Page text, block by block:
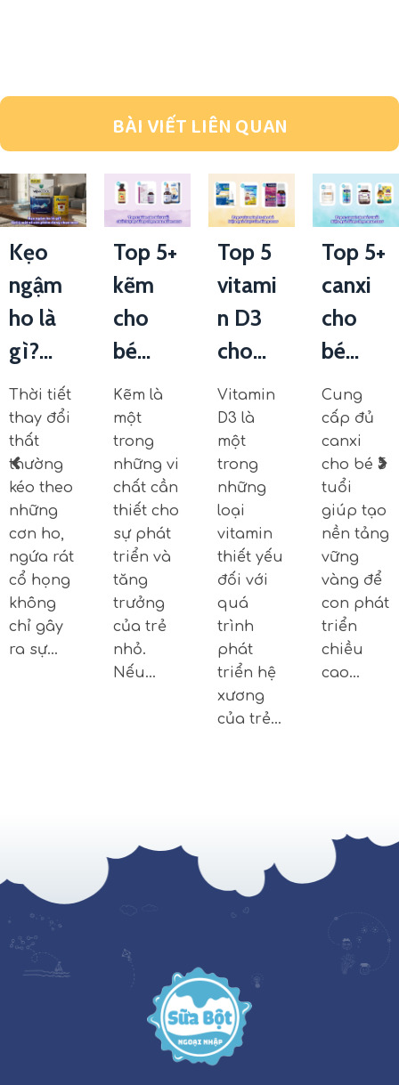
BÀI VIẾT LIÊN QUAN
Kẹo
ngậm
ho là
gì?...
Thời tiết
thay đổi
thất
thường
kéo theo
những
cơn ho,
ngứa rát
cổ họng
không
chỉ gây
ra sự…
Top 5+
kẽm
cho
bé...
Kẽm là
một
trong
những vi
chất cần
thiết cho
sự phát
triển và
tăng
trưởng
của trẻ
nhỏ.
Nếu…
Top 5
vitami
n D3
cho...
Vitamin
D3 là
một
trong
những
loại
vitamin
thiết yếu
đối với
quá
trình
phát
triển hệ
xương
của trẻ…
Top 5+
canxi
cho
bé...
Cung
cấp đủ
canxi
cho bé 5
tuổi
giúp tạo
nền tảng
vững
vàng để
con phát
triển
chiều
cao…